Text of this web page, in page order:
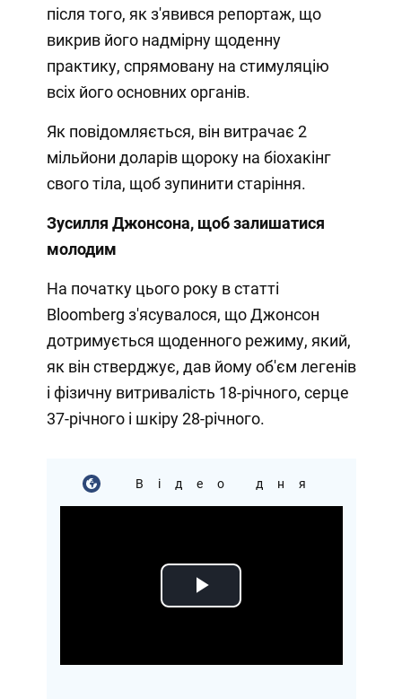
після того, як з'явився репортаж, що
викрив його надмірну щоденну
практику, спрямовану на стимуляцію
всіх його основних органів.
Як повідомляється, він витрачає 2
мільйони доларів щороку на біохакінг
свого тіла, щоб зупинити старіння.
Зусилля Джонсона, щоб залишатися
молодим
На початку цього року в статті
Bloomberg з'ясувалося, що Джонсон
дотримується щоденного режиму, який,
як він стверджує, дав йому об'єм легенів
і фізичну витривалість 18-річного, серце
37-річного і шкіру 28-річного.
Відео дня
Play